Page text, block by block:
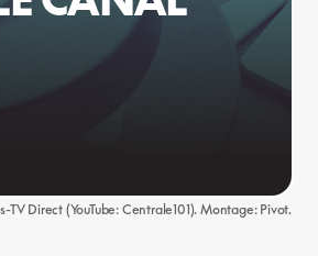
Direct (YouTube: Centrale101). Montage: Pivot.